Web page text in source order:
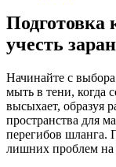
учесть
Начинайте с
мыть в тени, когда
высыхает, образуя
пространства для
перегибов шланга.
лишних проблем на